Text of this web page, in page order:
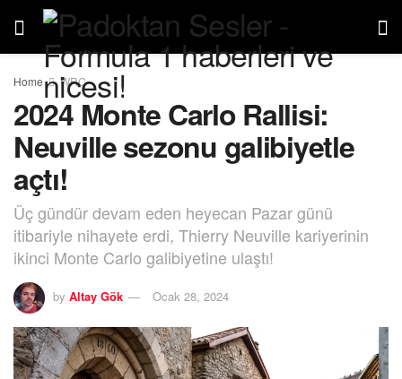
Home WRC
2024 Monte Carlo Rallisi:
Neuville sezonu galibiyetle
açtı!
Üç gündür devam eden heyecan Pazar günü
itibariyle nihayete erdi, Thierry Neuville kariyerinin
ikinci Monte Carlo galibiyetine ulaştı!
by Altay Gök Ocak 28, 2024